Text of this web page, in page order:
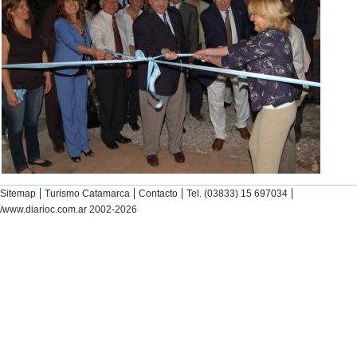
Sitemap | Turismo Catamarca | Contacto | Tel. (03833) 15 697034 |
/www.diarioc.com.ar 2002-2026